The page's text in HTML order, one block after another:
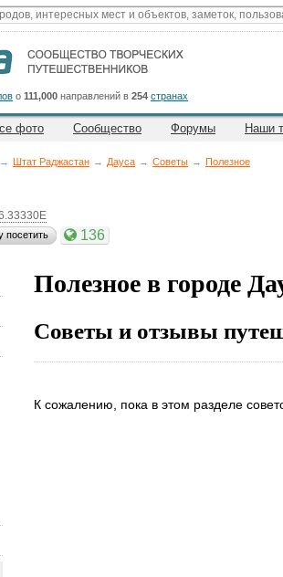
о 111,000 направлений в 254 странах
фото Сообщество Форумы Наши
→ Штат Раджастан → Дауса → Советы → Полезное
посетить 136
Полезное в городе
Советы и отзывы
К сожалению, пока в этом разделе